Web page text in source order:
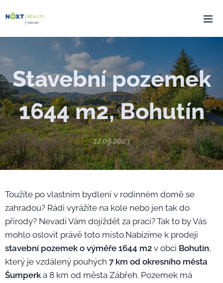
Stavební pozemek
1644 m2, Bohutín
12.05.2023
Toužíte po vlastním bydlení v rodinném domě se
zahradou? Rádi vyrážíte na kole nebo jen tak do
přírody? Nevadí Vám dojíždět za prací? Tak to by Vás
mohlo oslovit právě toto místo.Nabízíme k prodeji
stavební pozemek o výměře 1644 m2 v obci Bohutín,
který je vzdálený pouhých 7 km od okresního města
Šumperk a 8 km od města Zábřeh. Pozemek má